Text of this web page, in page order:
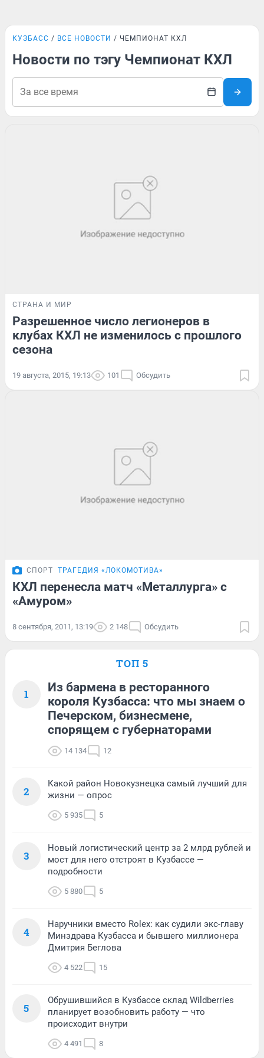
КУЗБАСС ВСЕ НОВОСТИ ЧЕМПИОНАТ КХЛ
Новости по тэгу Чемпионат КХЛ
СТРАНА И МИР
Разрешенное число легионеров в
клубах КХЛ не изменилось с прошлого
сезона
19 августа, 2015, 19:13 101 Обсудить
СПОРТ ТРАГЕДИЯ «ЛОКОМОТИВА»
КХЛ перенесла матч «Металлурга» с
«Амуром»
8 сентября, 2011, 13:19 2 148 Обсудить
ТОП 5
1
Из бармена в ресторанного
короля Кузбасса: что мы знаем о
Печерском, бизнесмене,
спорящем с губернаторами
14 134 12
2
Какой район Новокузнецка самый лучший для
жизни — опрос
5 935 5
3
Новый логистический центр за 2 млрд рублей и
мост для него отстроят в Кузбассе —
подробности
5 880 5
4
Наручники вместо Rolex: как судили экс-главу
Минздрава Кузбасса и бывшего миллионера
Дмитрия Беглова
4 522 15
5
Обрушившийся в Кузбассе склад Wildberries
планирует возобновить работу — что
происходит внутри
4 491 8